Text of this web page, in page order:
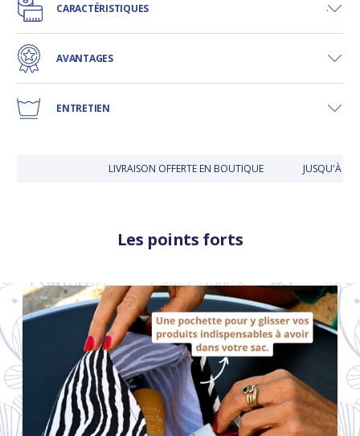
CARACTÉRISTIQUES
AVANTAGES
ENTRETIEN
LIVRAISON OFFERTE EN BOUTIQUE JUSQU'À 30
Les points forts